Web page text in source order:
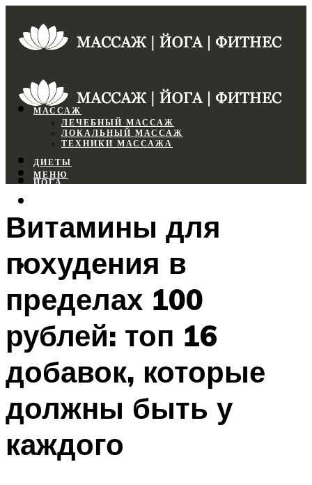
МАССАЖ
ЛЕЧЕБНЫЙ МАССАЖ
ЛОКАЛЬНЫЙ МАССАЖ
ТЕХНИКИ МАССАЖА
ДИЕТЫ
ЙОГА
ФИТНЕС
МЕНЮ
МЕНЮ
Витамины для
похудения в
пределах 100
рублей: топ 16
добавок, которые
должны быть у
каждого